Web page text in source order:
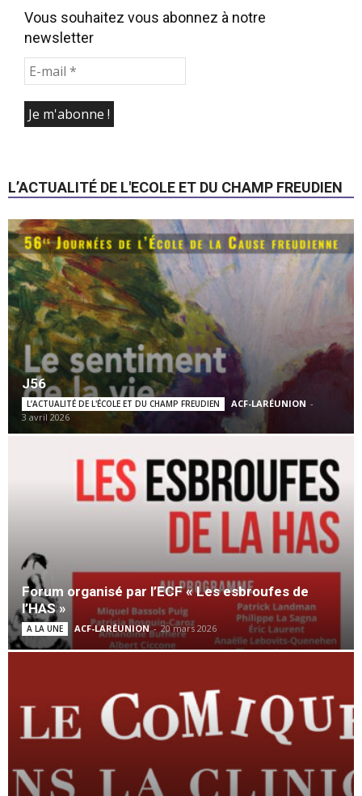
Vous souhaitez vous abonnez à notre
newsletter
L’ACTUALITÉ DE L'ECOLE ET DU CHAMP FREUDIEN
J56
L’ACTUALITÉ DE L'ÉCOLE ET DU CHAMP FREUDIEN ACF-LARÉUNION -
3 avril 2026
Forum organisé par l’ECF « Les esbroufes de
l’HAS »
A LA UNE ACF-LARÉUNION - 20 mars 2026